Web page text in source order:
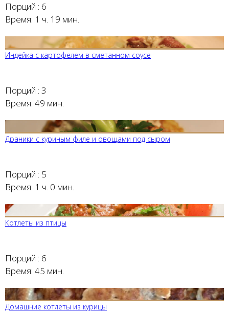
Порций : 6
Время: 1 ч. 19 мин.
Индейка с картофелем в сметанном соусе
Порций : 3
Время: 49 мин.
Драники с куриным филе и овощами под сыром
Порций : 5
Время: 1 ч. 0 мин.
Котлеты из птицы
Порций : 6
Время: 45 мин.
Домашние котлеты из курицы